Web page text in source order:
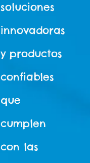
soluciones
innovadoras
y productos
confiables
que
cumplen
con las